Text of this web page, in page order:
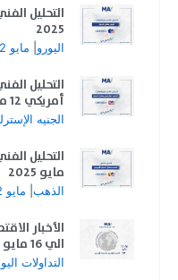
2025
اليورو مايو 12, 2025
التحليل
أمريكي 12 مايو 2025
الجنيه
مايو 2025
الذهب مايو 12, 2025
الي 16 مايو 2025: أبرز الأحداث والتوقعات
التداولات